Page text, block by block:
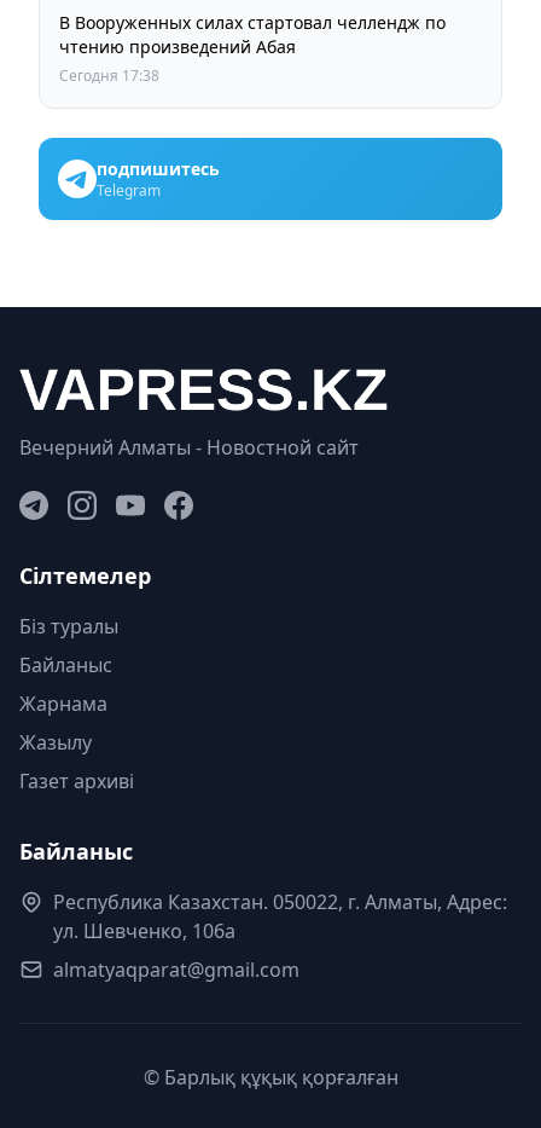
В Вооруженных силах стартовал челлендж по
чтению произведений Абая
Сегодня 17:38
подпишитесь
Telegram
Вечерний Алматы - Новостной сайт
Сілтемелер
Біз туралы
Байланыс
Жарнама
Жазылу
Газет архиві
Байланыс
Республика Казахстан. 050022, г. Алматы, Адрес:
ул. Шевченко, 106а
almatyaqparat@gmail.com
© Барлық құқық қорғалған